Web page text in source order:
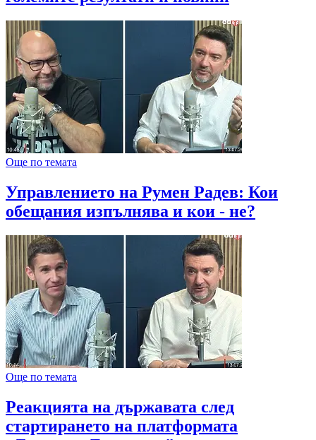
Още по темата
Управлението на Румен Радев: Кои
обещания изпълнява и кои - не?
Още по темата
Реакцията на държавата след
стартирането на платформата